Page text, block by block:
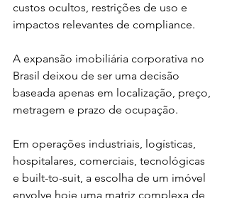
custos ocultos, restrições de uso e
impactos relevantes de compliance.
A expansão imobiliária corporativa no
Brasil deixou de ser uma decisão
baseada apenas em localização, preço,
metragem e prazo de ocupação.
Em operações industriais, logísticas,
hospitalares, comerciais, tecnológicas
e built-to-suit, a escolha de um imóvel
envolve hoje uma matriz complexa de